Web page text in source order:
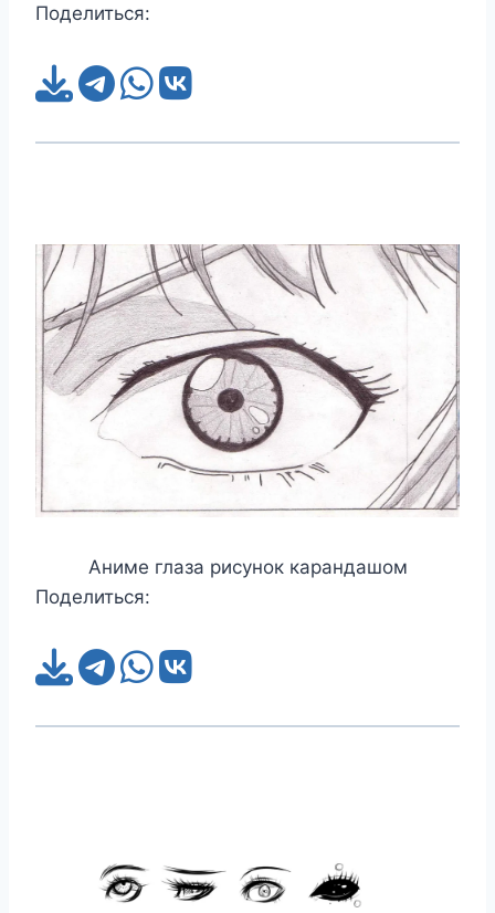
Поделиться:
Аниме глаза рисунок карандашом
Поделиться: